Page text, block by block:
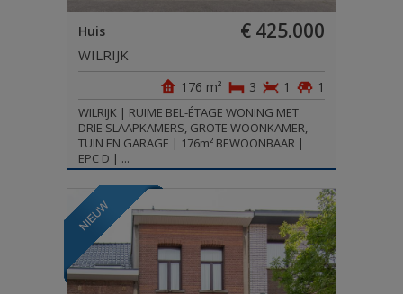
TE HUUR
AANBOD BUITENLAND
Huis € 425.000
WILRIJK
1
1
3
176 m²
WILRIJK | RUIME BEL-ÉTAGE WONING MET
DRIE SLAAPKAMERS, GROTE WOONKAMER,
TUIN EN GARAGE | 176m² BEWOONBAAR |
EPC D | ...